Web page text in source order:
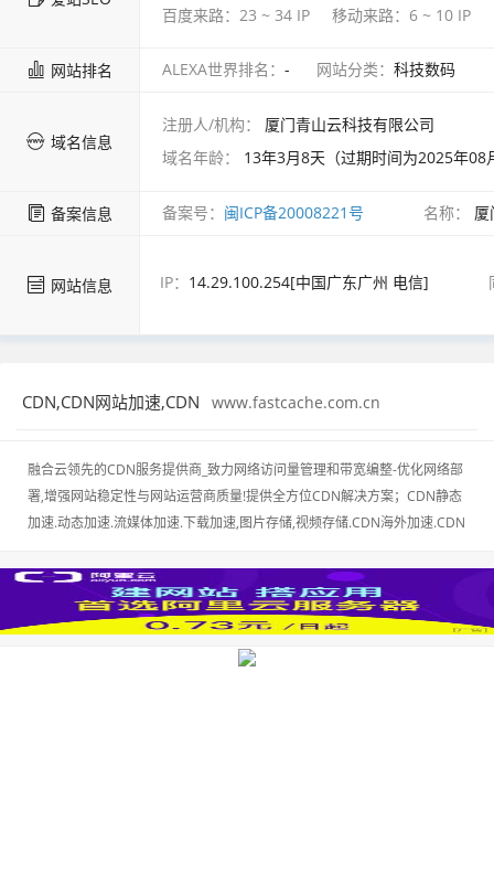
百度来路： 23 ~ 34 IP 移动来路： 6 ~ 10 IP
网站排名 ALEXA世界排名： - 网站分类： 科技数码
域名信息
注册人/机构： 厦门青山云科技有限公司
域名年龄： 13年3月8天（过期时间为2025年08
备案信息 备案号： 闽ICP备20008221号 名称：
网站信息 IP： 14.29.100.254[中国广东广州 电信]
CDN,CDN网站加速,CDN www.fastcache.com.cn
融合云领先的CDN服务提供商_致力网络访问量管理和带宽编整-优化网络部
署,增强网站稳定性与网站运营商质量!提供全方位CDN解决方案；CDN静态
加速.动态加速.流媒体加速.下载加速,图片存储,视频存储.CDN海外加速.CDN